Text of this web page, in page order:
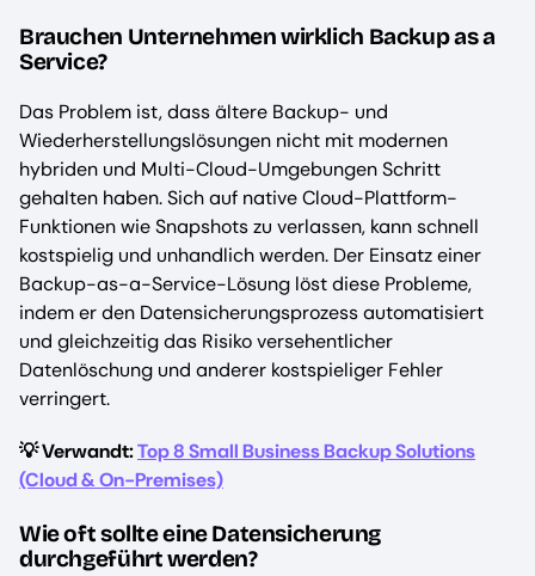
Brauchen Unternehmen wirklich Backup as a
Service?
Das Problem ist, dass ältere Backup- und
Wiederherstellungslösungen nicht mit modernen
hybriden und Multi-Cloud-Umgebungen Schritt
gehalten haben. Sich auf native Cloud-Plattform-
Funktionen wie Snapshots zu verlassen, kann schnell
kostspielig und unhandlich werden. Der Einsatz einer
Backup-as-a-Service-Lösung löst diese Probleme,
indem er den Datensicherungsprozess automatisiert
und gleichzeitig das Risiko versehentlicher
Datenlöschung und anderer kostspieliger Fehler
verringert.
💡 Verwandt:Top 8 Small Business Backup Solutions
(Cloud & On-Premises)
Wie oft sollte eine Datensicherung
durchgeführt werden?